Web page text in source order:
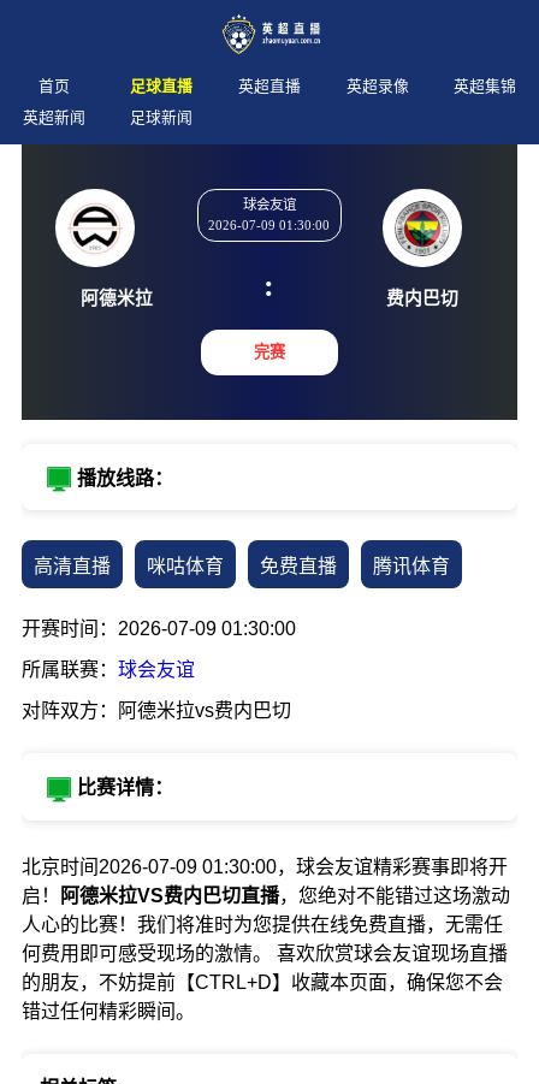
首页 足球直播 英超直播 英超录像
英超集锦
英超新闻
足球新闻
:
播放线路：
高清直播 咪咕体育 免费直播 腾讯体育
开赛时间：2026-07-09 01:30:00
所属联赛： 球会友谊
对阵双方：阿德米拉vs费内巴切
比赛详情：
北京时间2026-07-09 01:30:00，球会友谊精彩赛事即将开
启！
阿德米拉VS费内巴切直播，您绝对不能错过这场激动
人心的比赛！我们将准时为您提供在线免费直播，无需任
何费用即可感受现场的激情。 喜欢欣赏球会友谊现场直播
的朋友，不妨提前【CTRL+D】收藏本页面，确保您不会
错过任何精彩瞬间。